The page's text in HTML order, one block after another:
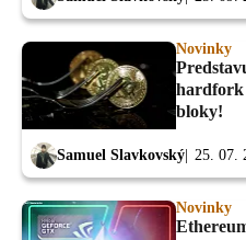
Novinky
hardfork
bloky!
Samuel Slavkovský 25. 07.
Novinky